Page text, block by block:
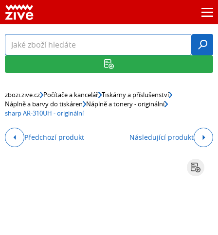
zbozi.zive.cz Počítače a kancelář Tiskárny a příslušenství
Náplně a barvy do tiskáren Náplně a tonery - originální
sharp AR-310UH - originální
Předchozí produkt Následující produkt